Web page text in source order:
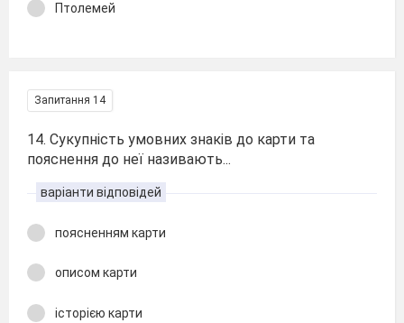
Птолемей
Запитання 14
14. Сукупність умовних знаків до карти та
пояснення до неї називають...
варіанти відповідей
поясненням карти
описом карти
історією карти